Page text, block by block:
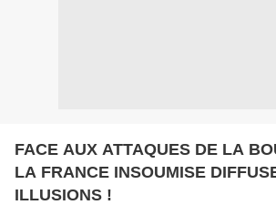
FACE AUX ATTAQUES DE LA
LA FRANCE INSOUMISE
ILLUSIONS !